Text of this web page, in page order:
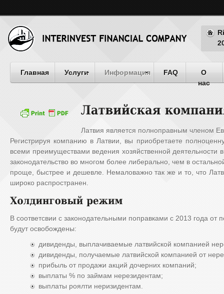
Главная Услуги Информация FAQ
О
нас
Латвия является полноправным членом
Регистрируя компанию в Латвии, вы приобретаете
всеми преимуществами ведения хозяйственной деятельности
законодательство во многом более либерально, чем в
проще, быстрее и дешевле. Немаловажно так же и то, что
широко распространен.
В соответсвии с законодательными поправками с 2013 года
будут освобождены:
дивиденды, выплачиваемые латвийской компанией
дивиденды, получаемые латвийской компанией от
прибыль от продажи акций дочерних компаний;
выплаты % по займам нерезидентам;
выплаты роялти неризидентам.